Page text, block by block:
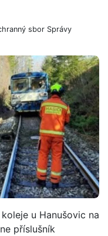
sbor Správy
u Hanušovic na
příslušník